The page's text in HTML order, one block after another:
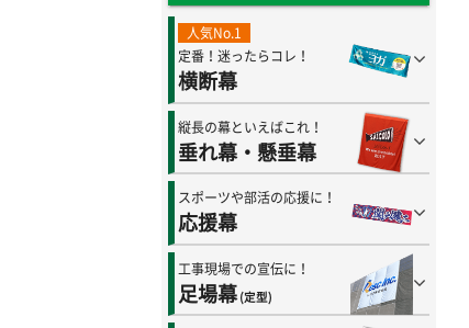
人気No.1
定番！迷ったらコレ！
横断幕
縦長の幕といえばこれ！
垂れ幕・懸垂幕
スポーツや部活の応援に！
応援幕
工事現場での宣伝に！
足場幕(定型)